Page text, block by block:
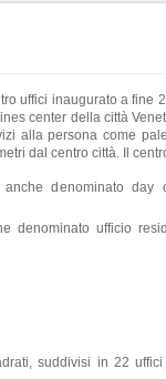
uffici inaugurato a fine
center della città
alla persona come
dal centro città. Il
denominato day
denominato ufficio
suddivisi in 22